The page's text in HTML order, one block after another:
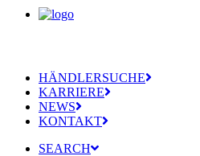
HÄNDLERSUCHE
KARRIERE
NEWS
KONTAKT
SEARCH